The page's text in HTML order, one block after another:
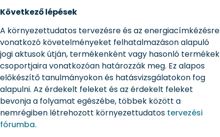
Következő lépések
A környezettudatos tervezésre és az energiacímkézésre
vonatkozó követelményeket felhatalmazáson alapuló
jogi aktusok útján, termékenként vagy hasonló termékek
csoportjaira vonatkozóan határozzák meg. Ez alapos
előkészítő tanulmányokon és hatásvizsgálatokon fog
alapulni. Az érdekelt feleket és az érdekelt feleket
bevonja a folyamat egészébe, többek között a
nemrégiben létrehozott környezettudatos tervezési
fórumba.